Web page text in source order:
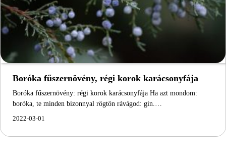
Boróka fűszernövény, régi korok karácsonyfája
Boróka fűszernövény: régi korok karácsonyfája Ha azt mondom:
boróka, te minden bizonnyal rögtön rávágod: gin.…
2022-03-01